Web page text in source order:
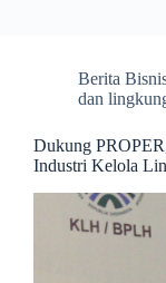
Berita
dan
Dukung
Industri Kelola